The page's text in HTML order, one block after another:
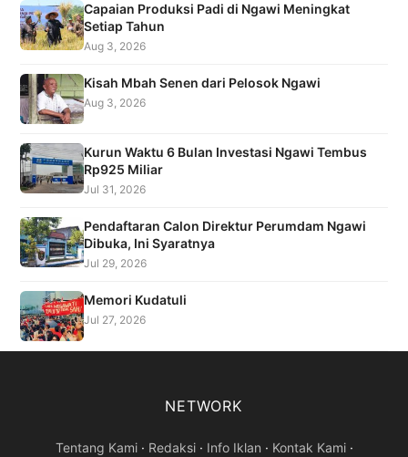
Capaian Produksi Padi di Ngawi Meningkat
Setiap Tahun
Aug 3, 2026
Kisah Mbah Senen dari Pelosok Ngawi
Aug 3, 2026
Kurun Waktu 6 Bulan Investasi Ngawi Tembus
Rp925 Miliar
Jul 31, 2026
Pendaftaran Calon Direktur Perumdam Ngawi
Dibuka, Ini Syaratnya
Jul 29, 2026
Memori Kudatuli
Jul 27, 2026
NETWORK
Tentang Kami· Redaksi· Info Iklan · Kontak Kami·